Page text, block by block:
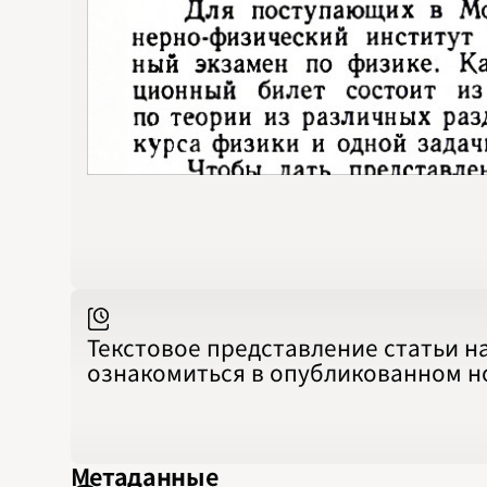
Текстовое представление статьи
ознакомиться в опубликованном
Метаданные